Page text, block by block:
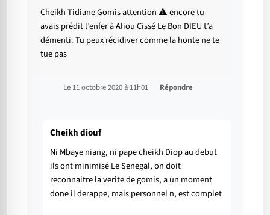
Cheikh Tidiane Gomis attention ⚠ encore tu
avais prédit l’enfer à Aliou Cissé Le Bon DIEU t’a
démenti. Tu peux récidiver comme la honte ne te
tue pas
Le 11 octobre 2020 à 11h01 Répondre
Cheikh diouf
Ni Mbaye niang, ni pape cheikh Diop au debut
ils ont minimisé Le Senegal, on doit
reconnaitre la verite de gomis, a un moment
done il derappe, mais personnel n, est complet